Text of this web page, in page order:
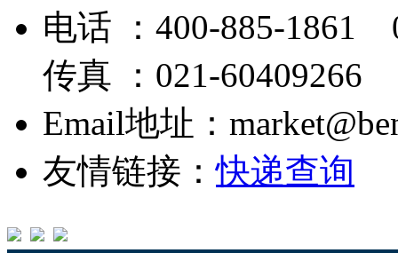
电话 ：400-885-1861
传真 ：021-60409266
Email地址：
友情链接：快递查询